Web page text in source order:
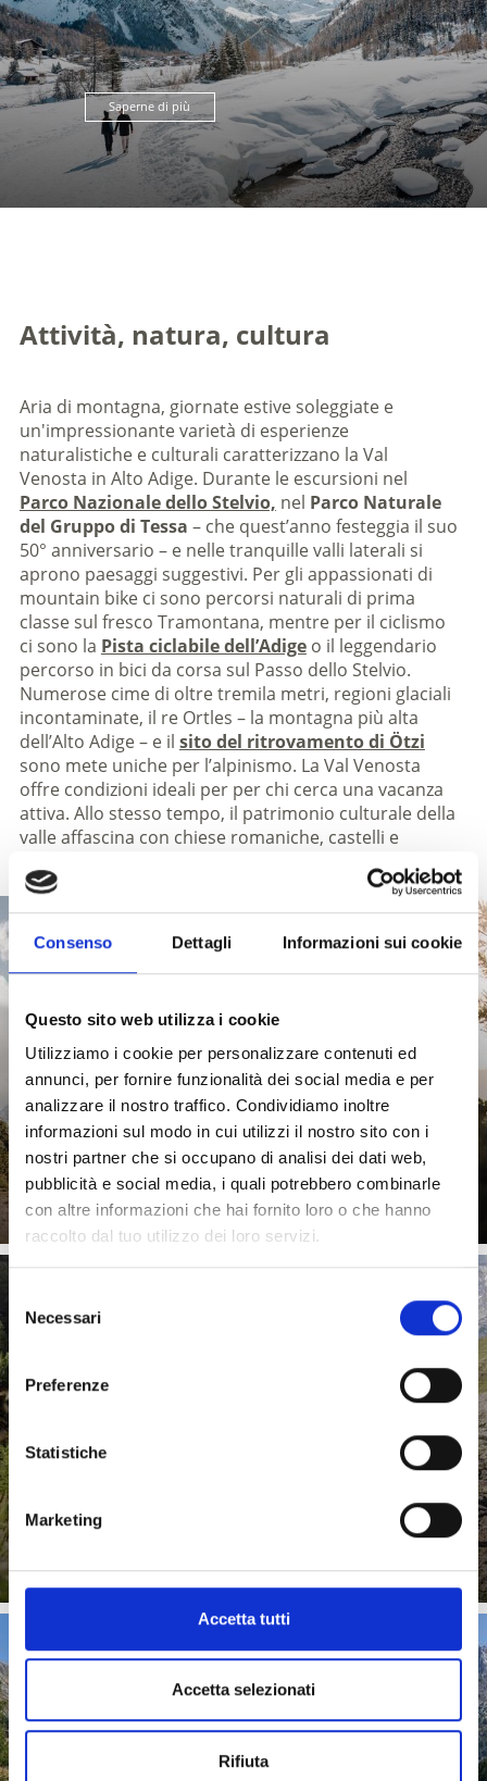
Consenso Dettagli Informazioni sui cookie
Questo sito web utilizza i cookie
Utilizziamo i cookie per personalizzare contenuti ed
annunci, per fornire funzionalità dei social media e per
analizzare il nostro traffico. Condividiamo inoltre
informazioni sul modo in cui utilizzi il nostro sito con i
nostri partner che si occupano di analisi dei dati web,
pubblicità e social media, i quali potrebbero combinarle
con altre informazioni che hai fornito loro o che hanno
raccolto dal tuo utilizzo dei loro servizi.
delNecessari
Preferenze
Statistiche
Marketing
Accetta tutti
Accetta selezionati
Rifiuta
Saperne di più
Attività, natura, cultura
Aria di montagna, giornate estive soleggiate e
un'impressionante varietà di esperienze
naturalistiche e culturali caratterizzano la Val
Venosta in Alto Adige. Durante le escursioni nel
Parco Nazionale dello Stelvio, nel Parco Naturale
del Gruppo di Tessa – che quest’anno festeggia il suo
50° anniversario – e nelle tranquille valli laterali si
aprono paesaggi suggestivi. Per gli appassionati di
mountain bike ci sono percorsi naturali di prima
classe sul fresco Tramontana, mentre per il ciclismo
ci sono la Pista ciclabile dell’Adigeo il leggendario
percorso in bici da corsa sul Passo dello Stelvio.
Numerose cime di oltre tremila metri, regioni glaciali
incontaminate, il re Ortles – la montagna più alta
dell’Alto Adige – e il sito del ritrovamento di Ötzi
sono mete uniche per l’alpinismo. La Val Venosta
offre condizioni ideali per per chi cerca una vacanza
attiva. Allo stesso tempo, il patrimonio culturale della
valle affascina con chiese romaniche, castelli e
PORTA AL PARCO NAZIONALE DELLO STELVIO
Saperne di più
IN ALTO
TEMPO D’ALPEGGIO